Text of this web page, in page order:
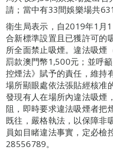
請；當中有33間娛樂場共
衛生局表示，自2019年1月
合新標準設置且已獲許可的
所全面禁止吸煙。違法吸煙
罰款澳門幣1,500元；並呼
控煙法》賦予的責任，維持
場所顯眼處依法張貼經核准
發現有人在場所內違法吸煙
阻，即時要求違法吸煙者把
既往，嚴格執法，以保障非
員如目睹違法事實，定必檢
28556789。